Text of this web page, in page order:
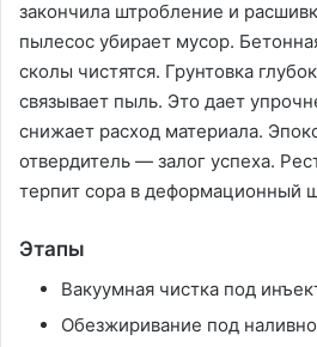
закончила штробление и
пылесос убирает мусор.
сколы чистятся. Грунтовка
связывает пыль. Это дает
снижает расход материала.
отвердитель — залог успеха.
терпит сора в деформационный
Этапы
Вакуумная чистка под
Обезжиривание под